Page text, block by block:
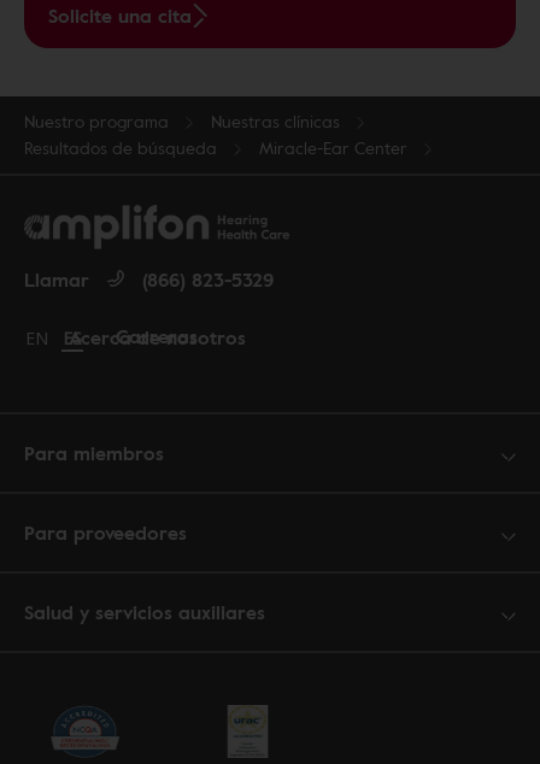
Solicite una cita
Nuestro programa
Nuestras clínicas
Resultados de búsqueda
Miracle-Ear Center
Acerca de nosotros
Carreras
Llamar (866) 823-5329
Change language to English
EN Cambiar idioma a español
ES
Para miembros
Para proveedores
Salud y servicios auxiliares